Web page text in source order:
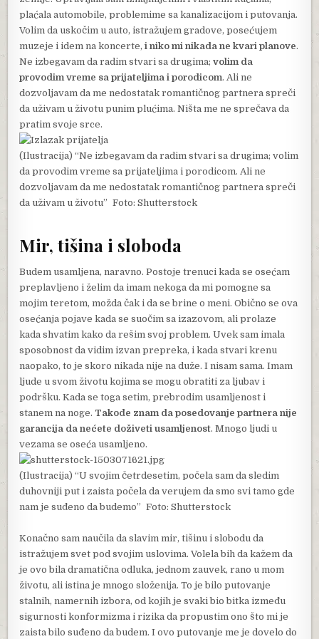
plaćala automobile, problemime sa kanalizacijom i putovanja.
Volim da uskočim u auto, istražujem gradove, posećujem
muzeje i idem na koncerte,i niko mi nikada ne kvari planove.
Ne izbegavam da radim stvari sa drugima;volim da
provodim vreme sa prijateljima i porodicom. Ali ne
dozvoljavam da me nedostatak romantičnog partnera spreči
da uživam u životu punim plućima. Ništa me ne sprečava da
pratim svoje srce.
(Ilustracija) “Ne izbegavam da radim stvari sa drugima; volim
da provodim vreme sa prijateljima i porodicom. Ali ne
dozvoljavam da me nedostatak romantičnog partnera spreči
da uživam u životu” Foto: Shutterstock
Mir, tišina i sloboda
Budem usamljena, naravno. Postoje trenuci kada se osećam
preplavljeno i želim da imam nekoga da mi pomogne sa
mojim teretom, možda čak i da se brine o meni. Obično se ova
osećanja pojave kada se suočim sa izazovom, ali prolaze
kada shvatim kako da rešim svoj problem. Uvek sam imala
sposobnost da vidim izvan prepreka, i kada stvari krenu
naopako, to je skoro nikada nije na duže. I nisam sama. Imam
ljude u svom životu kojima se mogu obratiti za ljubav i
podršku. Kada se toga setim, prebrodim usamljenost i
stanem na noge. Takođe znam da posedovanje partnera nije
garancija da nećete doživeti usamljenost. Mnogo ljudi u
vezama se oseća usamljeno.
(Ilustracija) “U svojim četrdesetim, počela sam da sledim
duhovniji put i zaista počela da verujem da smo svi tamo gde
nam je suđeno da budemo” Foto: Shutterstock
Konačno sam naučila da slavim mir, tišinu i slobodu da
istražujem svet pod svojim uslovima. Volela bih da kažem da
je ovo bila dramatična odluka, jednom zauvek, rano u mom
životu, ali istina je mnogo složenija. To je bilo putovanje
stalnih, namernih izbora, od kojih je svaki bio bitka između
sigurnosti konformizma i rizika da propustim ono što mi je
zaista bilo suđeno da budem. I ovo putovanje me je dovelo do